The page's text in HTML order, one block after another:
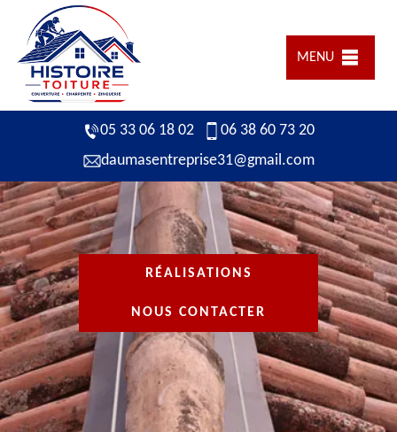
MENU
05 33 06 18 02
06 38 60 73 20
daumasentreprise31@gmail.com
RÉALISATIONS
NOUS CONTACTER